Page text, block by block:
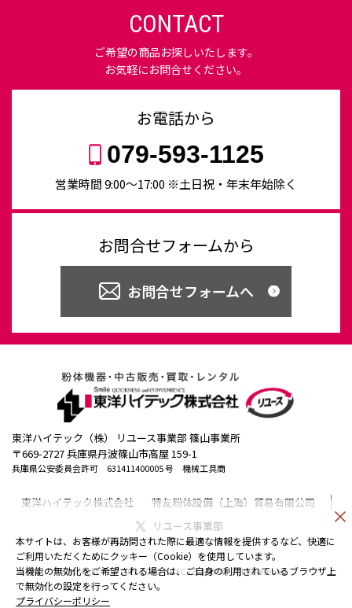
本サイトは、お客様が再訪問された際に最適な情報を提供するなど、快適に
ご利用いただくためにクッキー（Cookie）を使用しています。
当機能の無効化をご希望される場合は、ご自身の利用されているブラウザ上
で無効化の設定を行ってください。
プライバシーポリシー
CONTACT
ご希望の商品お探しいたします。
お気軽にお問合せください。
お電話から
079-593-1125
営業時間 9:00〜17:00 ※土日祝・年末年始除く
お問合せフォームから
お問合せフォームへ
東洋ハイテック（株） リユース事業部 篠山事業所
〒669-2727 兵庫県丹波篠山市高屋 159-1
兵庫県公安委員会許可 631411400005 号 機械工具商
東洋ハイテック株式会社
特友粉体設備（上海）貿易有限公司
リユース事業部
Copyright（C）2021 TOYO HITEC Co.,LTD. All Rights Reserved.